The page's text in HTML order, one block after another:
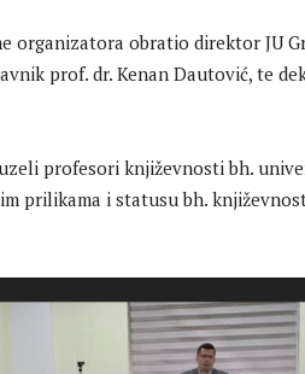
organizatora obratio direktor JU
prof. dr. Kenan Dautović, te
profesori književnosti bh.
prilikama i statusu bh.